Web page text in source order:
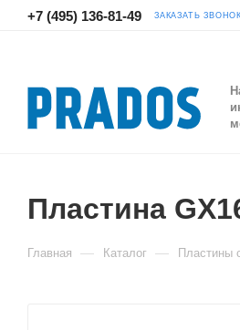
+7 (495) 136-81-49 ЗАКАЗАТЬ ЗВОНОК
Пластина
Главная — Каталог — Пластины